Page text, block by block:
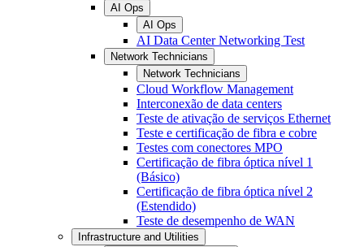
AI Ops
AI Ops
AI Data Center Networking Test
Network Technicians
Network Technicians
Cloud Workflow Management
Interconexão de data centers
Teste de ativação de serviços Ethernet
Teste e certificação de fibra e cobre
Testes com conectores MPO
Certificação de fibra óptica nível 1
(Básico)
Certificação de fibra óptica nível 2
(Estendido)
Teste de desempenho de WAN
Infrastructure and Utilities